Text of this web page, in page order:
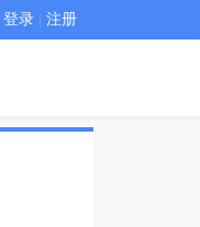
登录 注册